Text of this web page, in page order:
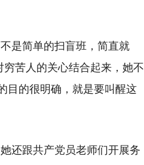
是简单的扫盲班，简直就
穷苦人的关心结合起来，她不
目的很明确，就是要叫醒这
还跟共产党员老师们开展务